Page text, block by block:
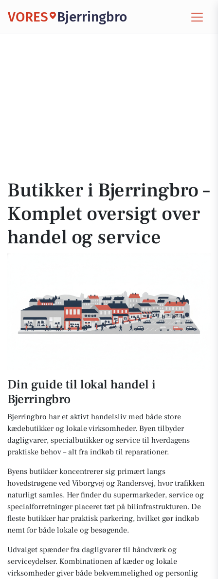
VORES Bjerringbro
Butikker i Bjerringbro –
Komplet oversigt over
handel og service
Din guide til lokal handel i
Bjerringbro
Bjerringbro har et aktivt handelsliv med både store
kædebutikker og lokale virksomheder. Byen tilbyder
dagligvarer, specialbutikker og service til hverdagens
praktiske behov – alt fra indkøb til reparationer.
Byens butikker koncentrerer sig primært langs
hovedstrøgene ved Viborgvej og Randersvej, hvor trafikken
naturligt samles. Her finder du supermarkeder, service og
specialforretninger placeret tæt på bilinfrastrukturen. De
fleste butikker har praktisk parkering, hvilket gør indkøb
nemt for både lokale og besøgende.
Udvalget spænder fra dagligvarer til håndværk og
serviceydelser. Kombinationen af kæder og lokale
virksomheder giver både bekvemmelighed og personlig